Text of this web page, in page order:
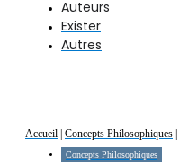
Auteurs
Exister
Autres
Accueil Concepts Philosophiques
Concepts Philosophiques